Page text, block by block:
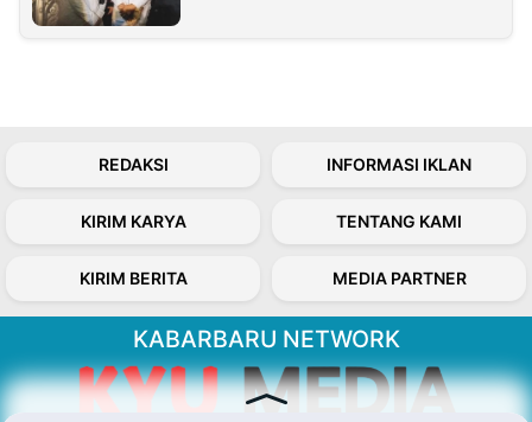
REDAKSI INFORMASI IKLAN
KIRIM KARYA TENTANG KAMI
KIRIM BERITA MEDIA PARTNER
KABARBARU NETWORK